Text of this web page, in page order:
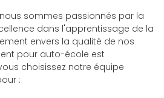
sommes passionnés par la
dans l'apprentissage de la
envers la qualité de nos
pour auto-école est
choisissez notre équipe
: